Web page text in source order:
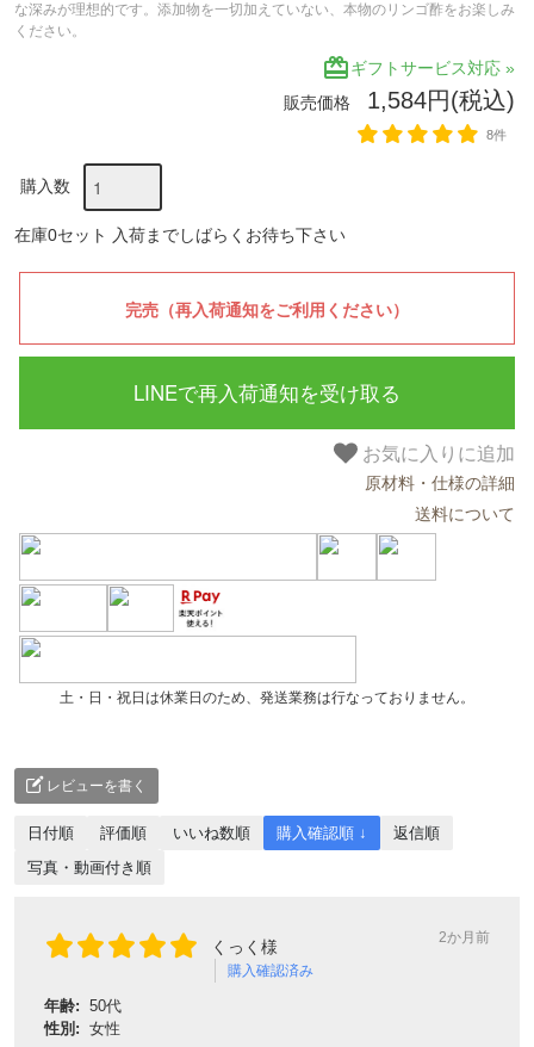
な深みが理想的です。添加物を一切加えていない、本物のリンゴ酢をお楽しみ
ください。
redeemギフトサービス対応 »
販売価格 1,584円(税込)
8件
購入数
在庫0セット 入荷までしばらくお待ち下さい
LINEで再入荷通知を受け取る
お気に入りに追加
原材料・仕様の詳細
送料について
土・日・祝日は休業日のため、発送業務は行なっておりません。
レビューを書く
日付順 評価順 いいね数順 購入確認順 ↓
返信順
写真・動画付き順
くっく様
購入確認済み
2か月前
年齢: 50代
性別: 女性